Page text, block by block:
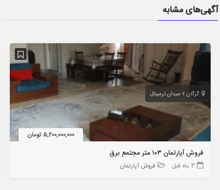
آگهی‌های مشابه
گرگان میدان ترمینال
5,200,000,000 تومان
فروش آپارتمان ۱۰۳ متر مجتمع برق
3 ماه قبل فروش آپارتمان